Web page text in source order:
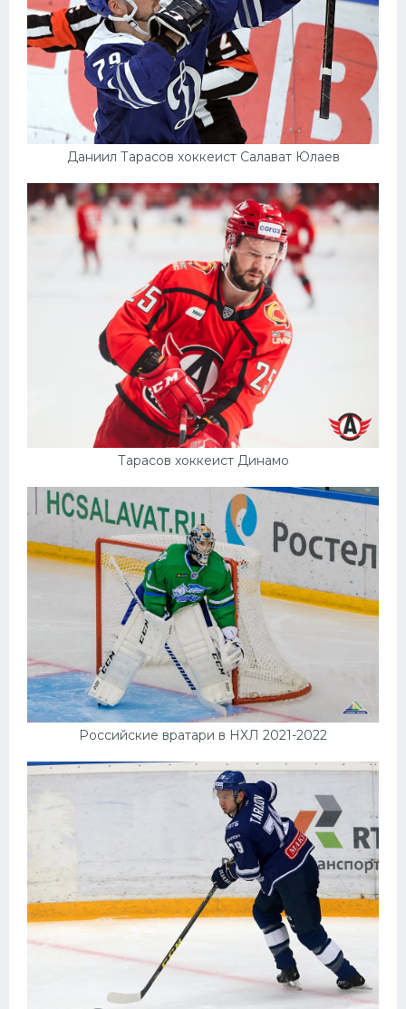
Даниил Тарасов хоккеист Салават Юлаев
Тарасов хоккеист Динамо
Российские вратари в НХЛ 2021-2022